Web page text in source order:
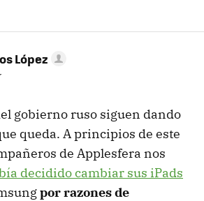
López
gobierno ruso siguen dando
queda. A principios de este
de Applesfera nos
decidido cambiar sus iPads
por razones de